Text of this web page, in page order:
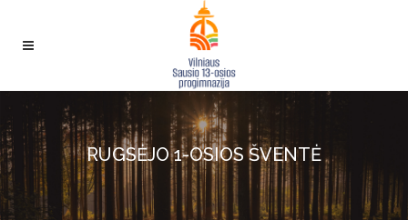
RUGSĖJO 1-OSIOS ŠVENTĖ